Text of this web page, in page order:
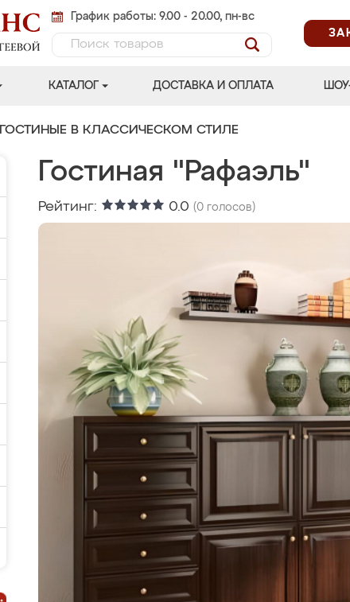
График работы: 9.00 - 20.00, пн-вс
КАТАЛОГ ДОСТАВКА И ОПЛАТА
ГОСТИНЫЕ В КЛАССИЧЕСКОМ СТИЛЕ
Гостиная "Рафаэль"
Рейтинг: 0.0 (0 голосов)